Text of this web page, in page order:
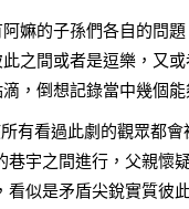
嫲的子孫們各自的問
之間或者是逗樂，又
，倒想記錄當中幾個
有看過此劇的觀眾都
宇之間進行，父親懷
似是矛盾尖銳實質彼